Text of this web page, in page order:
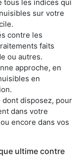
tous les indices qui
sur votre
contre les
faits
ou autres.
approche, en
en
dont disposez, pour
dans votre
encore dans vos
ultime contre